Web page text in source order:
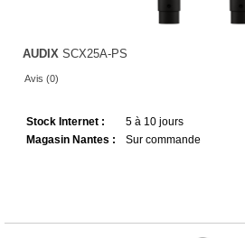
AUDIX SCX25A-PS
Avis (0)
Stock Internet :
5 à 10 jours
Magasin Nantes :
Sur commande